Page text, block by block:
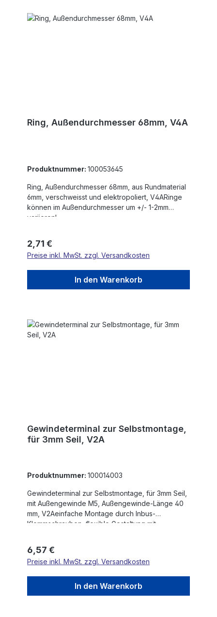
Ring, Außendurchmesser 68mm, V4A
Produktnummer: 100053645
Ring, Außendurchmesser 68mm, aus Rundmaterial
6mm, verschweisst und elektropoliert, V4ARinge
können im Außendurchmesser um +/- 1-2mm
variieren!
Regulärer Preis:
2,71 €
Preise inkl. MwSt. zzgl. Versandkosten
In den Warenkorb
Gewindeterminal zur Selbstmontage,
für 3mm Seil, V2A
Produktnummer: 100014003
Gewindeterminal zur Selbstmontage, für 3mm Seil,
mit Außengewinde M5, Außengewinde-Länge 40
mm, V2Aeinfache Montage durch Inbus-
Klemmschrauben, flexible Gestaltung mit
Regulärer Preis:
6,57 €
Preise inkl. MwSt. zzgl. Versandkosten
In den Warenkorb